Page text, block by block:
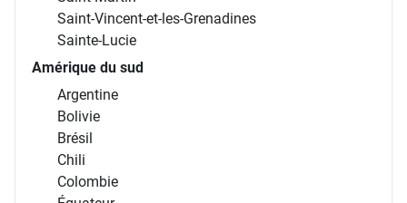
Saint-Vincent-et-les-Grenadines
Sainte-Lucie
Amérique du sud
Argentine
Bolivie
Brésil
Chili
Colombie